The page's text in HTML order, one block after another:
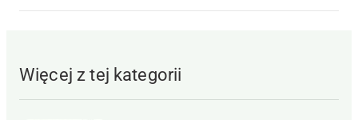
Więcej z tej kategorii